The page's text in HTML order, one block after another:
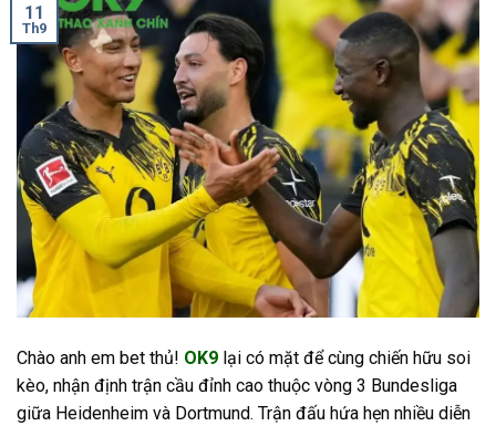
11
Th9
Chào anh em bet thủ! OK9 lại có mặt để cùng chiến hữu soi
kèo, nhận định trận cầu đỉnh cao thuộc vòng 3 Bundesliga
giữa Heidenheim và Dortmund. Trận đấu hứa hẹn nhiều diễn